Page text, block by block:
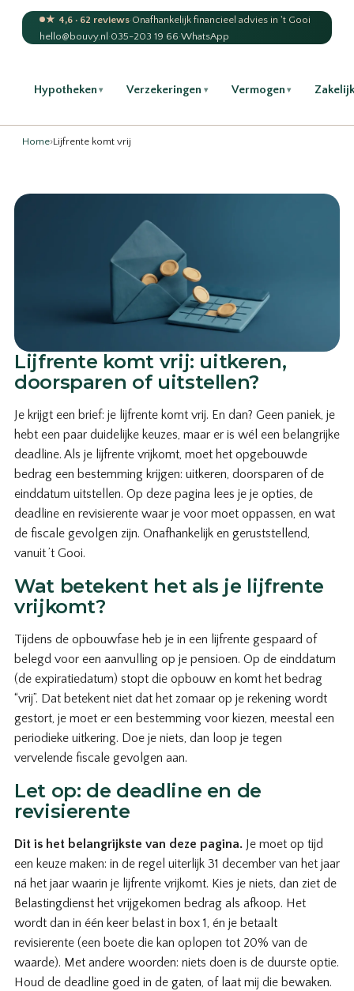
★ 4,6 · 62 reviews·Onafhankelijk financieel advies in 't Gooi
hello@bouvy.nl·035-203 19 66·WhatsApp
Hypotheken ▾ Verzekeringen ▾ Vermogen ▾
Home›Lijfrente komt vrij
Lijfrente komt vrij: uitkeren,
doorsparen of uitstellen?
Je krijgt een brief: je lijfrente komt vrij. En dan? Geen paniek, je
hebt een paar duidelijke keuzes, maar er is wél een belangrijke
deadline. Als je lijfrente vrijkomt, moet het opgebouwde
bedrag een bestemming krijgen: uitkeren, doorsparen of de
einddatum uitstellen. Op deze pagina lees je je opties, de
deadline en revisierente waar je voor moet oppassen, en wat
de fiscale gevolgen zijn. Onafhankelijk en geruststellend,
vanuit ’t Gooi.
Wat betekent het als je lijfrente
vrijkomt?
Tijdens de opbouwfase heb je in een lijfrente gespaard of
belegd voor een aanvulling op je pensioen. Op de einddatum
(de expiratiedatum) stopt die opbouw en komt het bedrag
“vrij”. Dat betekent niet dat het zomaar op je rekening wordt
gestort, je moet er een bestemming voor kiezen, meestal een
periodieke uitkering. Doe je niets, dan loop je tegen
vervelende fiscale gevolgen aan.
Let op: de deadline en de
revisierente
Dit is het belangrijkste van deze pagina. Je moet op tijd
een keuze maken: in de regel uiterlijk 31 december van het jaar
ná het jaar waarin je lijfrente vrijkomt. Kies je niets, dan ziet de
Belastingdienst het vrijgekomen bedrag als afkoop. Het
wordt dan in één keer belast in box 1, én je betaalt
revisierente (een boete die kan oplopen tot 20% van de
waarde). Met andere woorden: niets doen is de duurste optie.
Houd de deadline goed in de gaten, of laat mij die bewaken.